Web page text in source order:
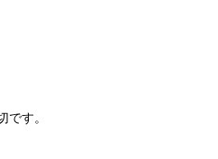
です。